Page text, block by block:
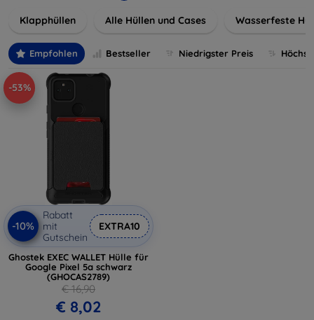
Klapphüllen Alle Hüllen und Cases Wasserfeste
Empfohlen Bestseller Niedrigster Preis
-53%
-10%
Rabatt
mit
Gutschein
EXTRA10
Ghostek EXEC WALLET Hülle für
Google Pixel 5a schwarz
(GHOCAS2789)
€ 16,90
€ 8,02